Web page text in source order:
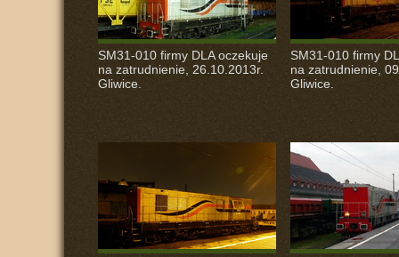
SM31-010 firmy DLAoczekuje
na zatrudnienie, 26.10.2013r.
Gliwice.
SM31-010 firmy
na zatrudnienie,
Gliwice.